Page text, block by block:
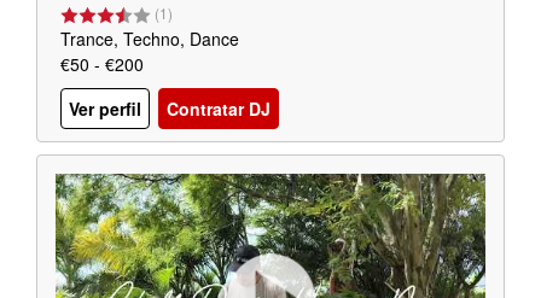
(1)
Trance, Techno, Dance
€50 - €200
Ver perfil
Contratar DJ